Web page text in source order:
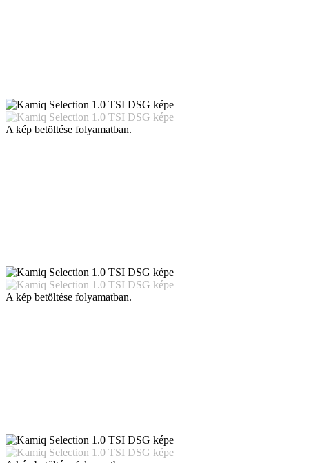
A kép betöltése folyamatban.
A kép betöltése folyamatban.